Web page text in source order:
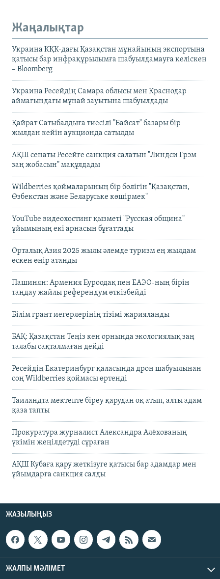
Жаңалықтар
Украина КҚК-дағы Қазақстан мұнайының экспортына
қатысы бар инфрақұрылымға шабуылдамауға келіскен
– Bloomberg
Украина Ресейдің Самара облысы мен Краснодар
аймағындағы мұнай зауытына шабуылдады
Қайрат Сатыбалдыға тиесілі "Байсат" базары бір
жылдан кейін аукционда сатылды
АҚШ сенаты Ресейге санкция салатын "Линдси Грэм
заң жобасын" мақұлдады
Wildberries қоймаларының бір бөлігін "Қазақстан,
Өзбекстан және Беларуське көшірмек"
YouTube видеохостинг қызметі "Русская община"
ұйымының екі арнасын бұғаттады
Орталық Азия 2025 жылы әлемде туризм ең жылдам
өскен өңір атанды
Пашинян: Армения Еуроодақ пен ЕАЭО-ның бірін
таңдау жайлы референдум өткізбейді
Білім грант иегерлерінің тізімі жарияланды
БАҚ: Қазақстан Теңіз кен орнында экологиялық заң
талабы сақталмаған дейді
Ресейдің Екатеринбург қаласында дрон шабуылынан
соң Wildberries қоймасы өртенді
Таиландта мектепте біреу қарудан оқ атып, алты адам
қаза тапты
Прокуратура журналист Александра Алёхованың
үкімін жеңілдетуді сұраған
АҚШ Кубаға қару жеткізуге қатысы бар адамдар мен
ұйымдарға санкция салды
ЖАЗЫЛЫҢЫЗ
ЖАЛПЫ МӘЛІМЕТ